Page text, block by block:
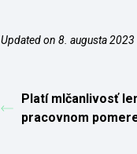
Updated on 8. augusta 2023
Platí mlčanlivosť
pracovnom